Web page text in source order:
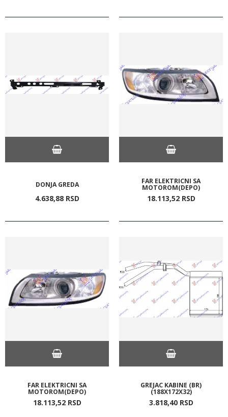
DONJA GREDA
4.638,88 RSD
FAR ELEKTRICNI SA
MOTOROM(DEPO)
18.113,52 RSD
FAR ELEKTRICNI SA
MOTOROM(DEPO)
18.113,52 RSD
GREJAC KABINE (BR)
(188X172X32)
3.818,40 RSD